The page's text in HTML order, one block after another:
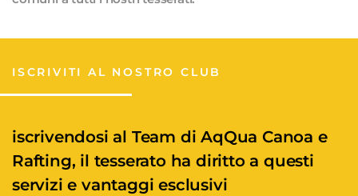
ISCRIVITI AL NOSTRO CLUB
iscrivendosi al Team di AqQua Canoa e
Rafting, il tesserato ha diritto a questi
servizi e vantaggi esclusivi